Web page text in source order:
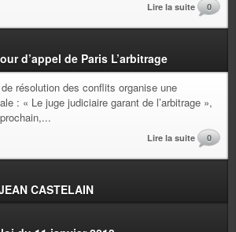
Lire la suite 0
d’appel de Paris L’arbitrage
résolution des conflits organise une
: « Le juge judiciaire garant de l’arbitrage »,
Lire la suite 0
CASTELAIN